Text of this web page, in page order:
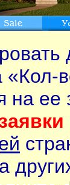
«Кол-
ее